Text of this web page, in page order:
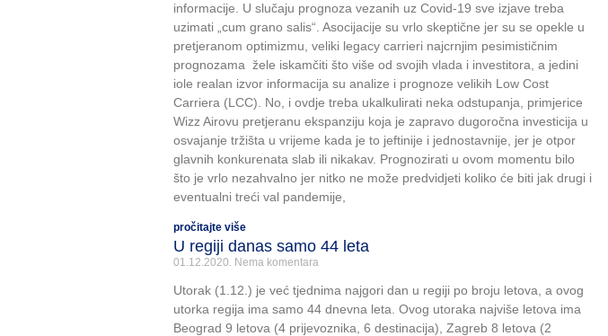
informacije. U slučaju prognoza vezanih uz Covid-19 sve izjave treba
uzimati „cum grano salis“. Asocijacije su vrlo skeptične jer su se opekle u
pretjeranom optimizmu, veliki legacy carrieri najcrnjim pesimističnim
prognozama žele iskamčiti što više od svojih vlada i investitora, a jedini
iole realan izvor informacija su analize i prognoze velikih Low Cost
Carriera (LCC). No, i ovdje treba ukalkulirati neka odstupanja, primjerice
Wizz Airovu pretjeranu ekspanziju koja je zapravo dugoročna investicija u
osvajanje tržišta u vrijeme kada je to jeftinije i jednostavnije, jer je otpor
glavnih konkurenata slab ili nikakav. Prognozirati u ovom momentu bilo
što je vrlo nezahvalno jer nitko ne može predvidjeti koliko će biti jak drugi i
eventualni treći val pandemije,
pročitajte više
U regiji danas samo 44 leta
01.12.2020. Nema komentara
Utorak (1.12.) je već tjednima najgori dan u regiji po broju letova, a ovog
utorka regija ima samo 44 dnevna leta. Ovog utoraka najviše letova ima
Beograd 9 letova (4 prijevoznika, 6 destinacija), Zagreb 8 letova (2